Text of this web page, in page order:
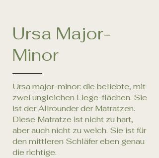
Ursa Major-
Minor
Ursa major-minor: die beliebte, mit
zwei ungleichen Liege-flächen. Sie
ist der Allrounder der Matratzen.
Diese Matratze ist nicht zu hart,
aber auch nicht zu weich. Sie ist für
den mittleren Schläfer eben genau
die richtige.